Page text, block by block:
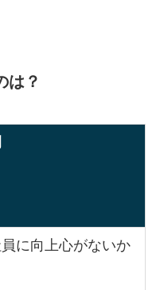
は？
に向上心がないか